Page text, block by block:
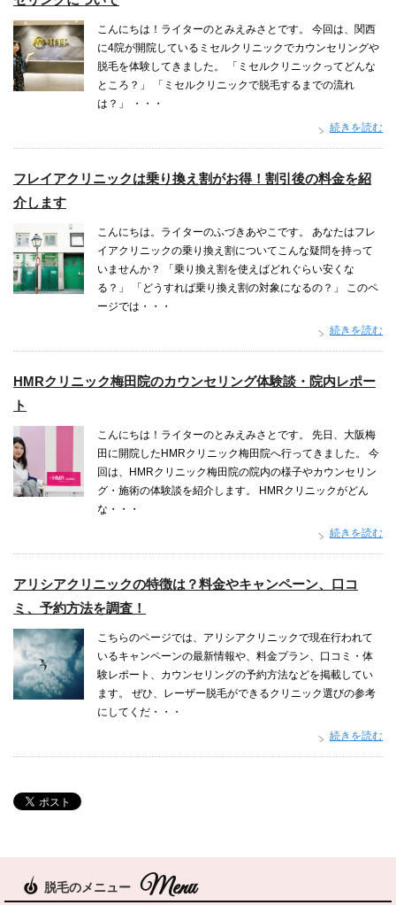
こんにちは！ライターのとみえみさとです。 今回は、関西
に4院が開院しているミセルクリニックでカウンセリングや
脱毛を体験してきました。 「ミセルクリニックってどんな
ところ？」 「ミセルクリニックで脱毛するまでの流れ
は？」 ・・・
続きを読む
フレイアクリニックは乗り換え割がお得！割引後の料金を紹
介します
こんにちは。ライターのふづきあやこです。 あなたはフレ
イアクリニックの乗り換え割についてこんな疑問を持って
いませんか？ 「乗り換え割を使えばどれぐらい安くな
る？」 「どうすれば乗り換え割の対象になるの？」 このペ
ージでは・・・
続きを読む
HMRクリニック梅田院のカウンセリング体験談・院内レポー
ト
こんにちは！ライターのとみえみさとです。 先日、大阪梅
田に開院したHMRクリニック梅田院へ行ってきました。 今
回は、HMRクリニック梅田院の院内の様子やカウンセリン
グ・施術の体験談を紹介します。 HMRクリニックがどん
な・・・
続きを読む
アリシアクリニックの特徴は？料金やキャンペーン、口コ
ミ、予約方法を調査！
こちらのページでは、アリシアクリニックで現在行われて
いるキャンペーンの最新情報や、料金プラン、口コミ・体
験レポート、カウンセリングの予約方法などを掲載してい
ます。 ぜひ、レーザー脱毛ができるクリニック選びの参考
にしてくだ・・・
続きを読む
脱毛のメニュー